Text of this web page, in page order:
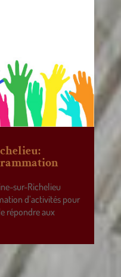
sur-Richelieu
d’activités pour
répondre aux